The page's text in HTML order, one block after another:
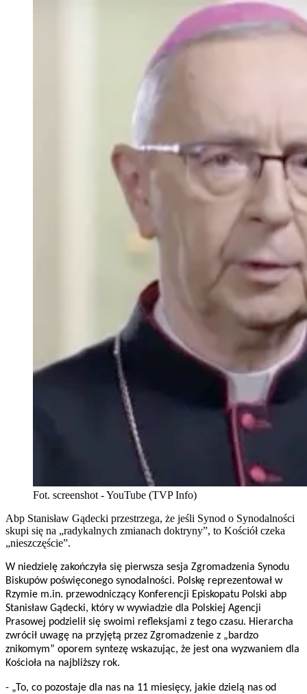
Fot. screenshot - YouTube (TVP Info)
Abp Stanisław Gądecki przestrzega, że jeśli Synod o Synodalności
skupi się na „radykalnych zmianach doktryny”, to Kościół czeka
„nieszczęście”.
W niedzielę zakończyła się pierwsza sesja Zgromadzenia Synodu
Biskupów poświęconego synodalności. Polskę reprezentował w
Rzymie m.in. przewodniczący Konferencji Episkopatu Polski abp
Stanisław Gądecki, który w wywiadzie dla Polskiej Agencji
Prasowej podzielił się swoimi refleksjami z tego czasu. Hierarcha
zwrócił uwagę na przyjętą przez Zgromadzenie z „bardzo
znikomym” oporem syntezę wskazując, że jest ona wyzwaniem dla
Kościoła na najbliższy rok.
- „To, co pozostaje dla nas na 11 miesięcy, jakie dzielą nas od